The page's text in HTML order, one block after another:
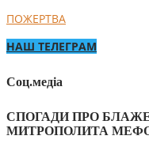
ПОЖЕРТВА
НАШ ТЕЛЕГРАМ
Соц.медіа
СПОГАДИ ПРО
МИТРОПОЛИТА